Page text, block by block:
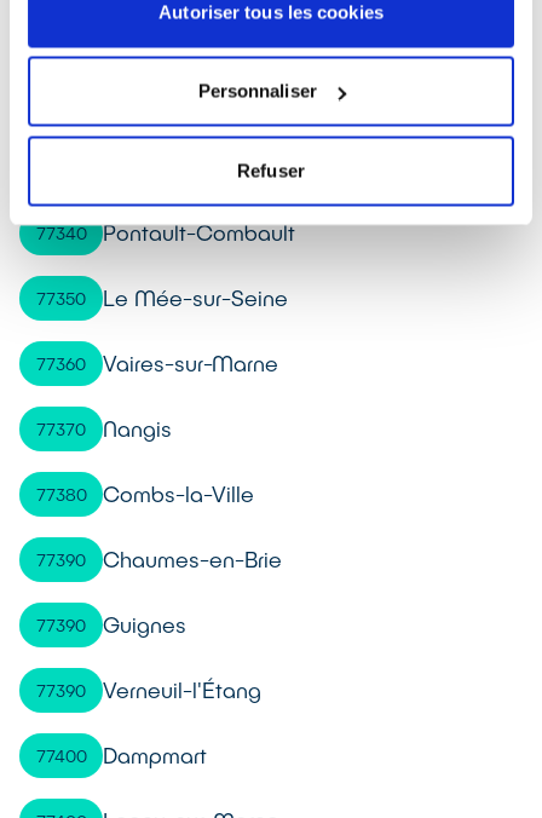
Autoriser tous les cookies
Personnaliser
Refuser
La Ferté-Gaucher
Ozoir-la-Ferrière
77340 Pontault-Combault
77350 Le Mée-sur-Seine
77360 Vaires-sur-Marne
77370 Nangis
77380 Combs-la-Ville
77390 Chaumes-en-Brie
77390 Guignes
77390 Verneuil-l'Étang
77400 Dampmart